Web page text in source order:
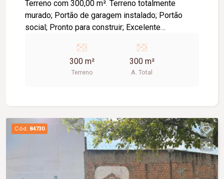
Terreno com 300,00 m². Terreno totalmente
murado; Portão de garagem instalado; Portão
social; Pronto para construir; Excelente
Próximo a comércios, escolas e diversos
praticidade e uma excelente oportunidade de
300 m²
Terreno
300 m²
A. Total
Cód. 84730